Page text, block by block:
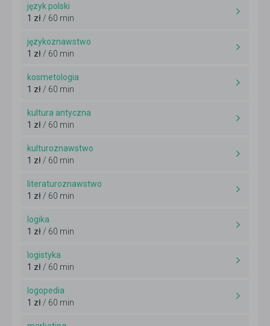
język polski
1 zł/ 60 min
językoznawstwo
1 zł/ 60 min
kosmetologia
1 zł/ 60 min
kultura antyczna
1 zł/ 60 min
kulturoznawstwo
1 zł/ 60 min
literaturoznawstwo
1 zł/ 60 min
logika
1 zł/ 60 min
logistyka
1 zł/ 60 min
logopedia
1 zł/ 60 min